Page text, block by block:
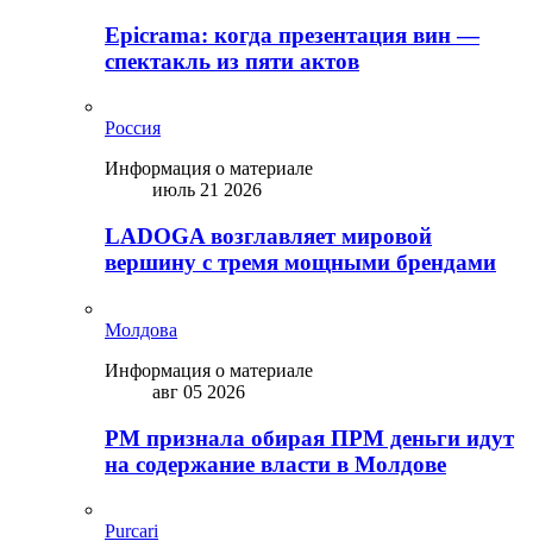
Epicrama: когда презентация вин —
спектакль из пяти актов
Россия
Информация о материале
июль 21 2026
LADOGA возглавляет мировой
вершину с тремя мощными брендами
Молдова
Информация о материале
авг 05 2026
PM признала обирая ПРМ деньги идут
на содержание власти в Молдове
Purcari